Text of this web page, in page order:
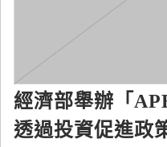
經濟部舉辦「
透過投資促進政